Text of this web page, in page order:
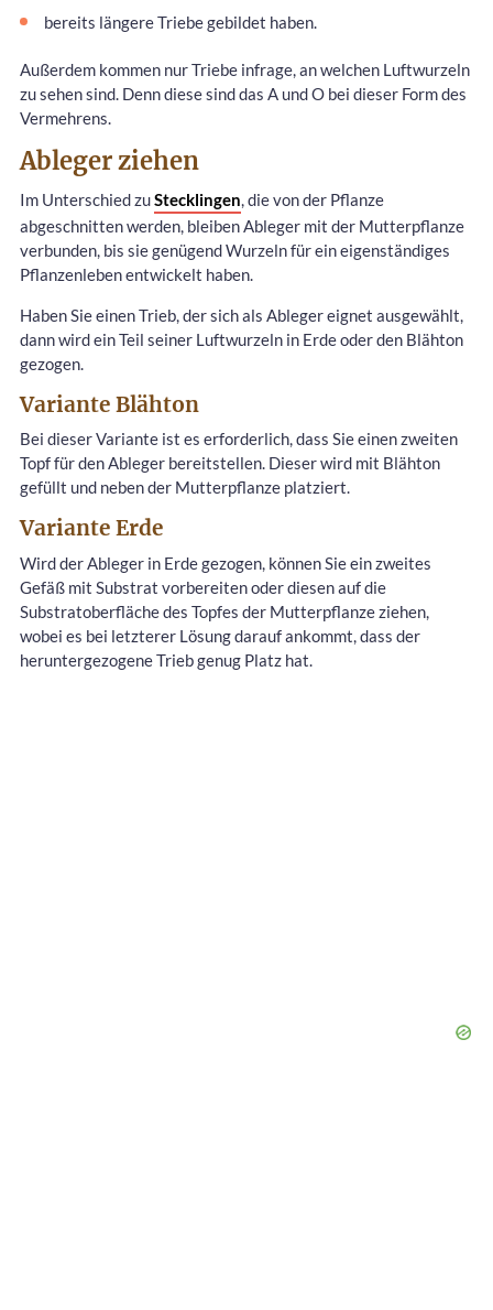
bereits längere Triebe gebildet haben.
Außerdem kommen nur Triebe infrage, an welchen Luftwurzeln
zu sehen sind. Denn diese sind das A und O bei dieser Form des
Vermehrens.
Ableger ziehen
Im Unterschied zuStecklingen , die von der Pflanze
abgeschnitten werden, bleiben Ableger mit der Mutterpflanze
verbunden, bis sie genügend Wurzeln für ein eigenständiges
Pflanzenleben entwickelt haben.
Haben Sie einen Trieb, der sich als Ableger eignet ausgewählt,
dann wird ein Teil seiner Luftwurzeln in Erde oder den Blähton
gezogen.
Variante Blähton
Bei dieser Variante ist es erforderlich, dass Sie einen zweiten
Topf für den Ableger bereitstellen. Dieser wird mit Blähton
gefüllt und neben der Mutterpflanze platziert.
Variante Erde
Wird der Ableger in Erde gezogen, können Sie ein zweites
Gefäß mit Substrat vorbereiten oder diesen auf die
Substratoberfläche des Topfes der Mutterpflanze ziehen,
wobei es bei letzterer Lösung darauf ankommt, dass der
heruntergezogene Trieb genug Platz hat.